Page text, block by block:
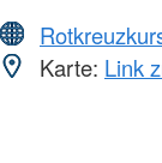
Karte: Link